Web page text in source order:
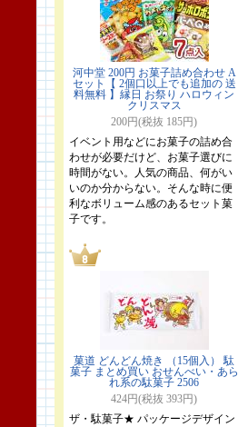
河中堂 200円 お菓子詰め合わせ A
セット【 2個口以上でも追加の 送
料無料 】縁日 お祭り ハロウィン
クリスマス
200円(税抜 185円)
イベント用などにお菓子の詰め合
わせが必要だけど、お菓子選びに
時間がない。人気の商品、何がい
いのか分からない。そんな時に便
利なボリューム感のあるセット菓
子です。
菓道 どんどん焼き （15個入） 駄
菓子 まとめ買い おせんべい・あら
れ系の駄菓子 2506
424円(税抜 393円)
ザ・駄菓子★ パッケージデザイン